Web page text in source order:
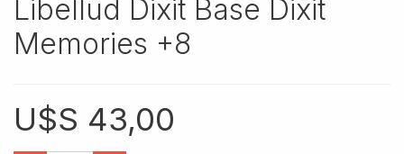
Libellud Dixit Base Dixit
Memories +8
U$S 43,00